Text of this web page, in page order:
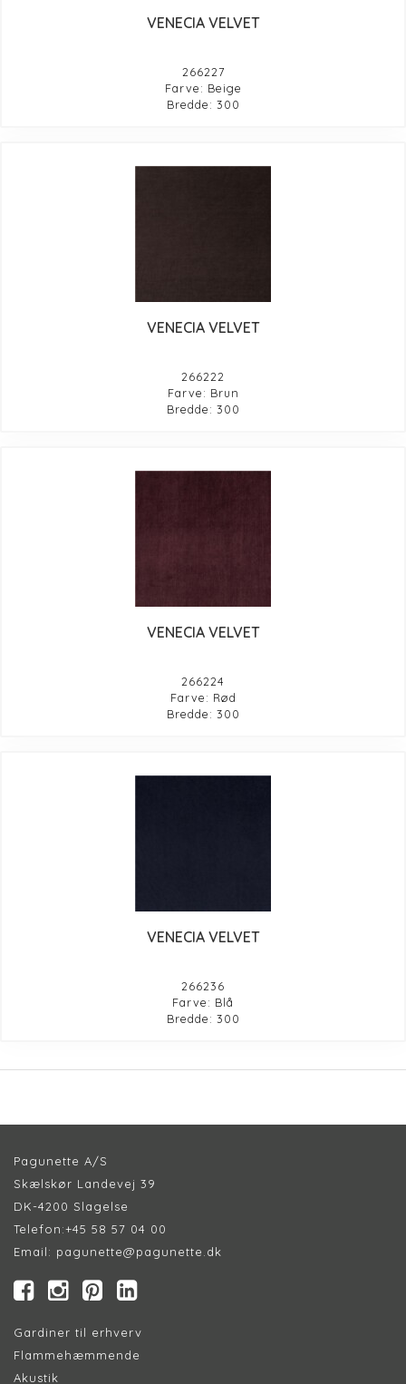
VENECIA VELVET
266227
Farve: Beige
Bredde: 300
VENECIA VELVET
266222
Farve: Brun
Bredde: 300
VENECIA VELVET
266224
Farve: Rød
Bredde: 300
VENECIA VELVET
266236
Farve: Blå
Bredde: 300
Pagunette A/S
Skælskør Landevej 39
DK-4200 Slagelse
Telefon:+45 58 57 04 00
Email: pagunette@pagunette.dk
Gardiner til erhverv
Flammehæmmende
Akustik